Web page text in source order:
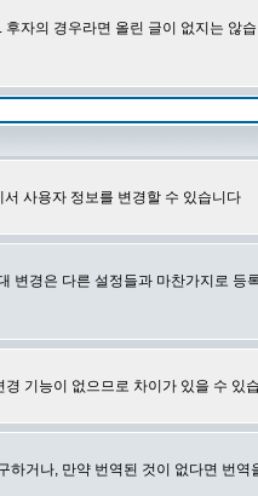
자의 경우라면 올린 글이 없지는 않
사용자 정보를 변경할 수 있습니다
경은 다른 설정들과 마찬가지로
기능이 없으므로 차이가 있을 수 있
거나, 만약 번역된 것이 없다면 번